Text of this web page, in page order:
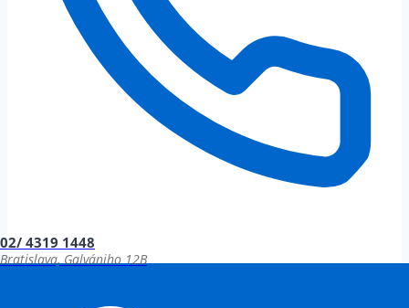
02/ 4319 1448
Bratislava, Galvániho 12B